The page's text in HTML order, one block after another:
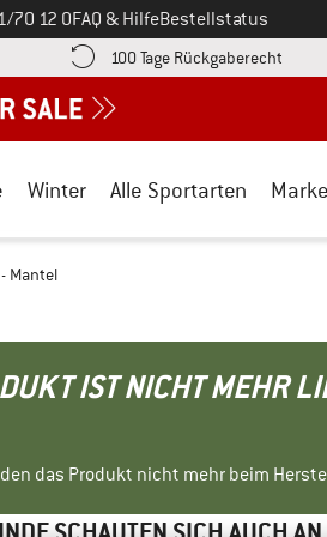
an unter
70 12 0FAQ & HilfeBestellstatus
Öffnet sich in einer Infobox
100 Tage Rückgaberecht
Winter Alle Sportarten
Mantel
IST NICHT MEHR
das Produkt nicht mehr beim